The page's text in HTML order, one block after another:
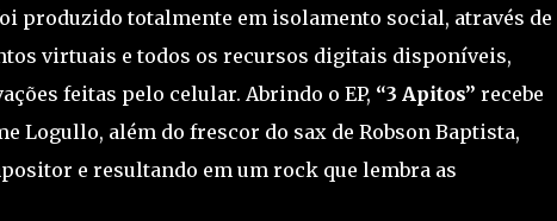
produzido totalmente em isolamento social, através de
virtuais e todos os recursos digitais disponíveis,
feitas pelo celular. Abrindo o EP, “3 Apitos” recebe
Logullo, além do frescor do sax de Robson Baptista,
e resultando em um rock que lembra as